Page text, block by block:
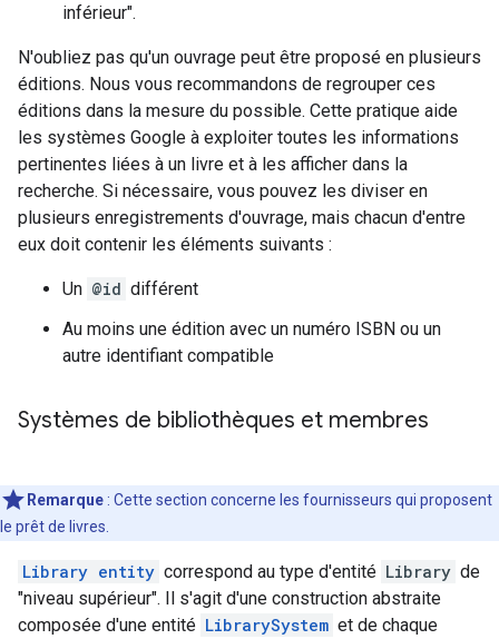
inférieur".
N'oubliez pas qu'un ouvrage peut être proposé en plusieurs
éditions. Nous vous recommandons de regrouper ces
éditions dans la mesure du possible. Cette pratique aide
les systèmes Google à exploiter toutes les informations
pertinentes liées à un livre et à les afficher dans la
recherche. Si nécessaire, vous pouvez les diviser en
plusieurs enregistrements d'ouvrage, mais chacun d'entre
eux doit contenir les éléments suivants :
Un @id différent
Au moins une édition avec un numéro ISBN ou un
autre identifiant compatible
Systèmes de bibliothèques et membres
Remarque : Cette section concerne les fournisseurs qui proposent
le prêt de livres.
Library entity correspond au type d'entité Library de
"niveau supérieur". Il s'agit d'une construction abstraite
composée d'une entité LibrarySystem et de chaque